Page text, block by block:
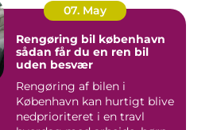
07. May
Rengøring bil københavn
sådan får du en ren bil
uden besvær
Rengøring af bilen i
København kan hurtigt blive
nedprioriteret i en travl